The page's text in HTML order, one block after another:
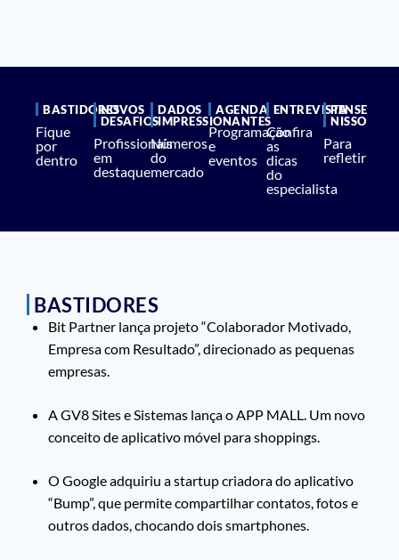
BASTIDORES
Fique
por
dentro
NOVOS
DESAFIOS
Profissionais
em
destaque
DADOS
IMPRESSIONANTES
Números
do
mercado
AGENDA
Programação
e
eventos
ENTREVISTA
Confira
as
dicas
do
especialista
PENSE
NISSO
Para
refletir
BASTIDORES
Bit Partner lança projeto “Colaborador Motivado,
Empresa com Resultado”, direcionado as pequenas
empresas.
A GV8 Sites e Sistemas lança o APP MALL. Um novo
conceito de aplicativo móvel para shoppings.
O Google adquiriu a startup criadora do aplicativo
“Bump”, que permite compartilhar contatos, fotos e
outros dados, chocando dois smartphones.